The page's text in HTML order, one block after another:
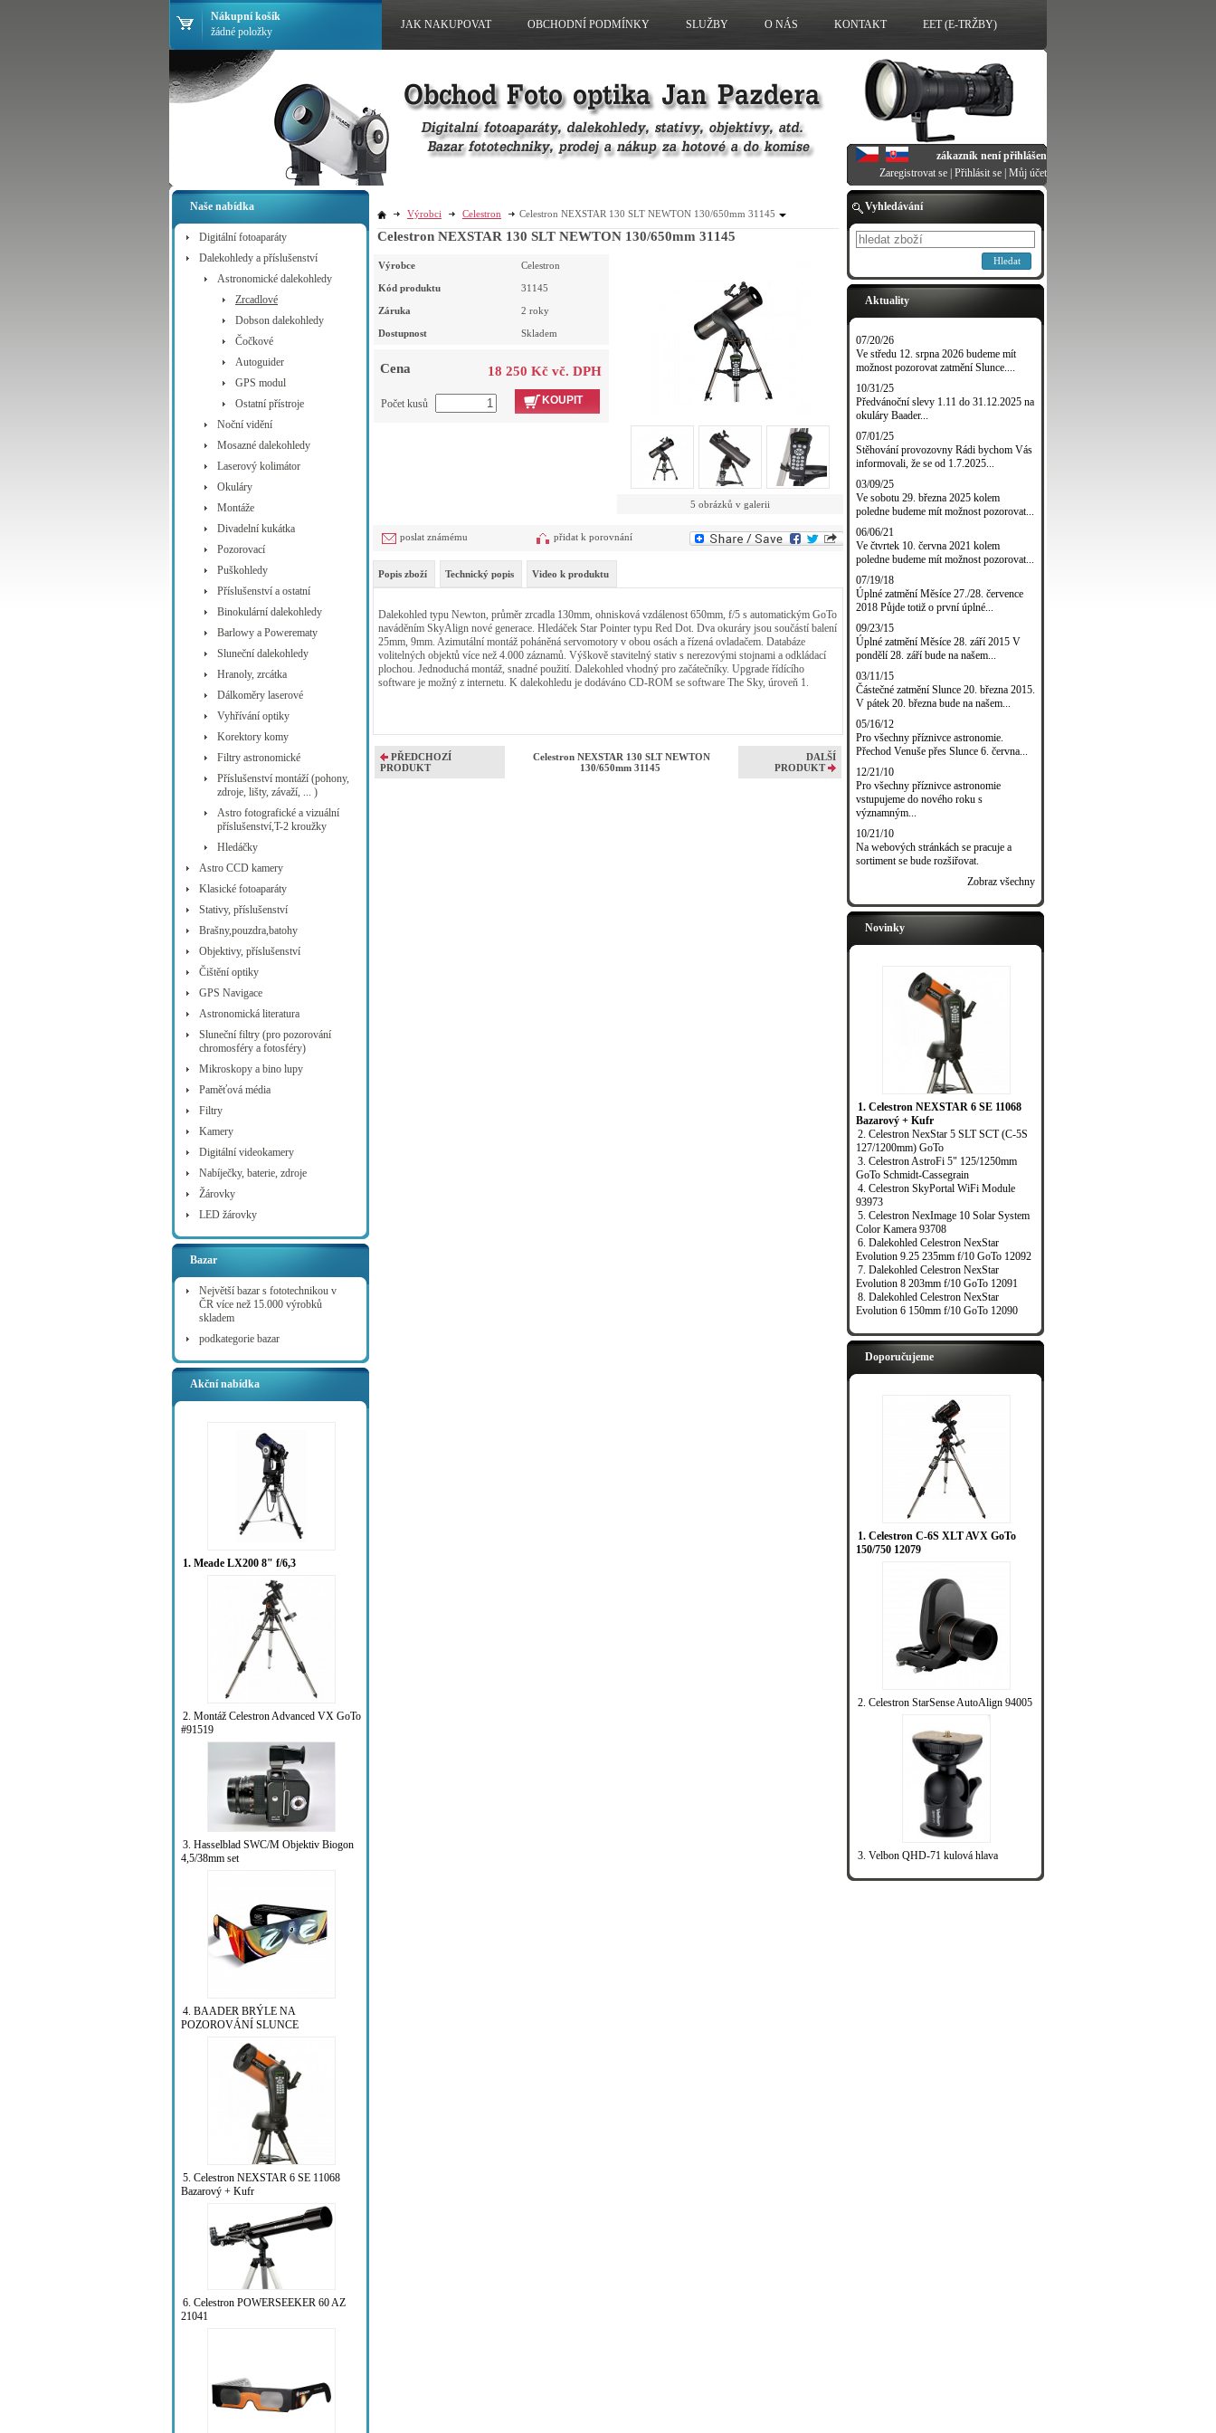
Naše nabídka
Digitální fotoaparáty
Dalekohledy a příslušenství
Astronomické dalekohledy
Zrcadlové
Dobson dalekohledy
Čočkové
Autoguider
GPS modul
Ostatní přístroje
Noční vidění
Mosazné dalekohledy
Laserový kolimátor
Okuláry
Montáže
Divadelní kukátka
Pozorovací
Puškohledy
Příslušenství a ostatní
Binokulární dalekohledy
Barlowy a Powerematy
Sluneční dalekohledy
Hranoly, zrcátka
Dálkoměry laserové
Vyhřívání optiky
Korektory komy
Filtry astronomické
Příslušenství montáží (pohony,
zdroje, lišty, závaží, ... )
Astro fotografické a vizuální
příslušenství,T-2 kroužky
Hledáčky
Astro CCD kamery
Klasické fotoaparáty
Stativy, příslušenství
Brašny,pouzdra,batohy
Objektivy, příslušenství
Čištění optiky
GPS Navigace
Astronomická literatura
Sluneční filtry (pro pozorování
chromosféry a fotosféry)
Mikroskopy a bino lupy
Paměťová média
Filtry
Kamery
Digitální videokamery
Nabíječky, baterie, zdroje
Žárovky
LED žárovky
Bazar
Největší bazar s fototechnikou v
ČR více než 15.000 výrobků
skladem
podkategorie bazar
Akční nabídka
1. Meade LX200 8" f/6,3
2. Montáž Celestron Advanced VX GoTo
#91519
3. Hasselblad SWC/M Objektiv Biogon
4,5/38mm set
4. BAADER BRÝLE NA
POZOROVÁNÍ SLUNCE
5. Celestron NEXSTAR 6 SE 11068
Bazarový + Kufr
6. Celestron POWERSEEKER 60 AZ
21041
Výrobci Celestron Celestron NEXSTAR 130 SLT NEWTON 130/650mm 31145
Celestron NEXSTAR 130 SLT NEWTON 130/650mm 31145
Výrobce Celestron
Kód produktu 31145
Záruka 2 roky
Dostupnost Skladem
Cena 18 250 Kč vč. DPH
KOUPIT
Počet kusů
5 obrázků v galerii
poslat známému přidat k porovnání
Popis zboží Technický popis Video k produktu
Dalekohled typu Newton, průměr zrcadla 130mm, ohnisková vzdálenost 650mm, f/5 s automatickým GoTo
naváděním SkyAlign nové generace. Hledáček Star Pointer typu Red Dot. Dva okuráry jsou součástí balení
25mm, 9mm. Azimutální montáž poháněná servomotory v obou osách a řízená ovladačem. Databáze
volitelných objektů více než 4.000 záznamů. Výškově stavitelný stativ s nerezovými stojnami a odkládací
plochou. Jednoduchá montáž, snadné použití. Dalekohled vhodný pro začátečníky. Upgrade řídícího
software je možný z internetu. K dalekohledu je dodáváno CD-ROM se software The Sky, úroveň 1.
PŘEDCHOZÍ
PRODUKT
Celestron NEXSTAR 130 SLT NEWTON
130/650mm 31145
DALŠÍ
PRODUKT
Vyhledávání
Hledat
Aktuality
07/20/26
Ve středu 12. srpna 2026 budeme mít
možnost pozorovat zatmění Slunce....
10/31/25
Předvánoční slevy 1.11 do 31.12.2025 na
okuláry Baader...
07/01/25
Stěhování provozovny Rádi bychom Vás
informovali, že se od 1.7.2025...
03/09/25
Ve sobotu 29. března 2025 kolem
poledne budeme mít možnost pozorovat...
06/06/21
Ve čtvrtek 10. června 2021 kolem
poledne budeme mít možnost pozorovat...
07/19/18
Úplné zatmění Měsíce 27./28. července
2018 Půjde totiž o první úplné...
09/23/15
Úplné zatmění Měsíce 28. září 2015 V
pondělí 28. září bude na našem...
03/11/15
Částečné zatmění Slunce 20. března 2015.
V pátek 20. března bude na našem...
05/16/12
Pro všechny příznivce astronomie.
Přechod Venuše přes Slunce 6. června...
12/21/10
Pro všechny příznivce astronomie
vstupujeme do nového roku s
významným...
10/21/10
Na webových stránkách se pracuje a
sortiment se bude rozšiřovat.
Zobraz všechny
Novinky
1. Celestron NEXSTAR 6 SE 11068
Bazarový + Kufr
2. Celestron NexStar 5 SLT SCT (C-5S
127/1200mm) GoTo
3. Celestron AstroFi 5" 125/1250mm
GoTo Schmidt-Cassegrain
4. Celestron SkyPortal WiFi Module
93973
5. Celestron NexImage 10 Solar System
Color Kamera 93708
6. Dalekohled Celestron NexStar
Evolution 9.25 235mm f/10 GoTo 12092
7. Dalekohled Celestron NexStar
Evolution 8 203mm f/10 GoTo 12091
8. Dalekohled Celestron NexStar
Evolution 6 150mm f/10 GoTo 12090
Doporučujeme
1. Celestron C-6S XLT AVX GoTo
150/750 12079
2. Celestron StarSense AutoAlign 94005
3. Velbon QHD-71 kulová hlava
Nákupní košík
žádné položky
JAK NAKUPOVAT OBCHODNÍ PODMÍNKY SLUŽBY O NÁS KONTAKT EET (E-TRŽBY)
zákazník není přihlášen
Zaregistrovat se Přihlásit se Můj účet